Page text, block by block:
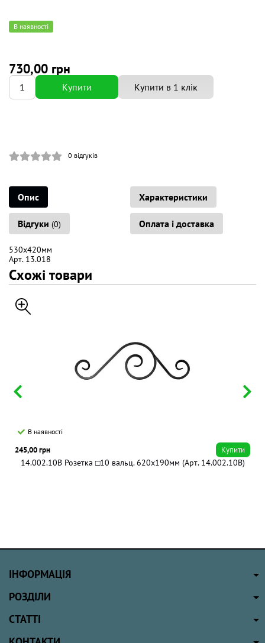
В наявності
730,00 грн
Купити Купити в 1 клік
0 відгуків
Опис Характеристики
Відгуки (0) Оплата і доставка
530х420мм
Арт. 13.018
Схожі товари
В наявності
245,00 грн Купити
14.002.10B Розетка □10 вальц. 620х190мм (Арт. 14.002.10B)
ІНФОРМАЦІЯ
РОЗДІЛИ
СТАТТІ